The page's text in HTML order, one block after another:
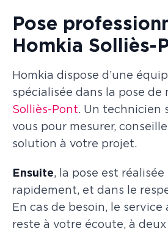
Pose
Homkia Solliès-
Homkia dispose d’une
spécialisée dans la pose de
Solliès-Pont. Un technicien
vous pour mesurer,
solution à votre projet.
Ensuite, la pose est
rapidement, et dans le
En cas de besoin, le service
reste à votre écoute, à